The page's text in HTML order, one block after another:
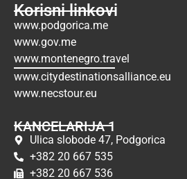
Korisni linkovi
www.podgorica.me
www.gov.me
www.montenegro.travel
www.citydestinationsalliance.eu
www.necstour.eu
KANCELARIJA 1
Ulica slobode 47, Podgorica
+382 20 667 535
+382 20 667 536